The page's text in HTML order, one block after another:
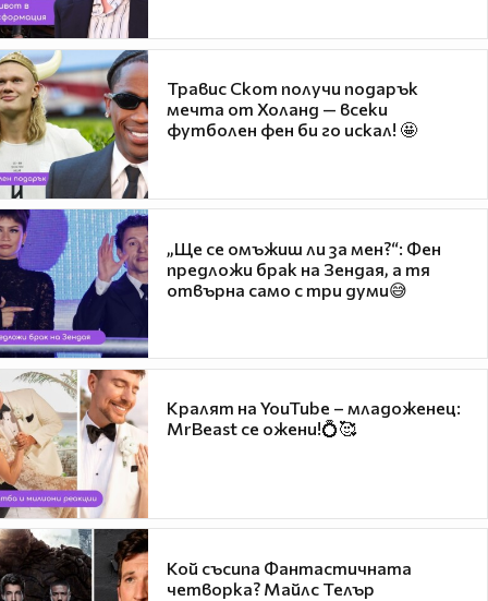
Травис Скот получи подарък
мечта от Холанд — всеки
футболен фен би го искал! 🤩
„Ще се омъжиш ли за мен?“: Фен
предложи брак на Зендая, а тя
отвърна само с три думи😅
Кралят на YouTube – младоженец:
MrBeast се ожени!💍🥰
Кой съсипа Фантастичната
четворка? Майлс Телър